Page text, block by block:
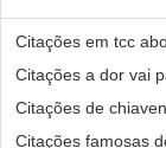
Citações em tcc
Citações a dor vai
Citações de
Citações famosas